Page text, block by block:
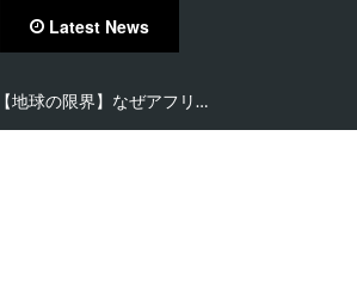
Latest News
【地球の限界】なぜアフリ…